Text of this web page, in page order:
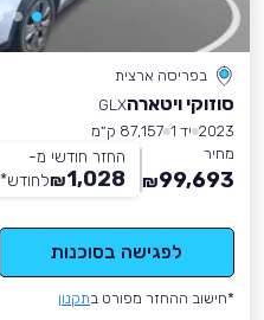
בפריסה ארצית
סוזוקי ויטארהGLX
2023 יד 1
87,157 ק״מ
מחיר
99,693
₪
החזר חודשי מ-
1,028
₪לחודש*
לפגישה בסוכנות
*חישוב ההחזר מפורט בתקנון